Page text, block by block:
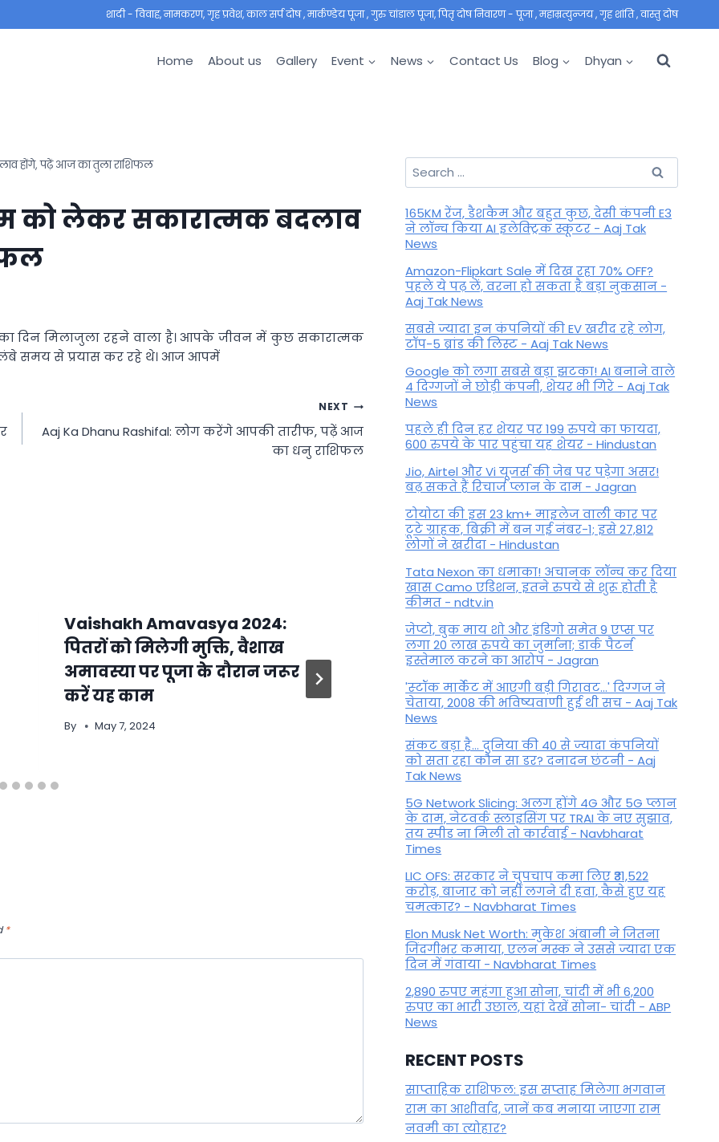
शादी - विवाह, नामकरण, गृह प्रवेश, काल सर्प दोष , मार्कण्डेय पूजा , गुरु चांडाल पूजा, पितृ दोष निवारण - पूजा , महाम्रत्युन्जय , गृह शांति , वास्तु दोष
Home About us Gallery Event News Contact Us Blog Dhyan
होंगे, पढ़ें आज का तुला राशिफल
को लेकर सकारात्मक बदलाव
दिन मिलाजुला रहने वाला है। आपके जीवन में कुछ सकारात्मक
समय से प्रयास कर रहे थे। आज आपमें
NEXT
Aaj Ka Dhanu Rashifal: लोग करेंगे आपकी तारीफ, पढ़ें आज
का धनु राशिफल
Vaishakh Amavasya 2024:
पितरों को मिलेगी मुक्ति, वैशाख
अमावस्या पर पूजा के दौरान जरूर
करें यह काम
By May 7, 2024
Aaj Ka Singh Rashifal: नए दोस्त
बनेंगे, दिन शुभ, पढ़ें आज का सिंह
राशिफल
By November 19, 2025
*
Search
for:
165KM रेंज, डैशकैम और बहुत कुछ, देसी कंपनी E3
ने लॉन्च किया AI इलेक्ट्रिक स्कूटर - Aaj Tak
News
Amazon-Flipkart Sale में दिख रहा 70% OFF?
पहले ये पढ़ लें, वरना हो सकता है बड़ा नुकसान -
Aaj Tak News
सबसे ज्यादा इन कंपनियों की EV खरीद रहे लोग,
टॉप-5 ब्रांड की लिस्ट - Aaj Tak News
Google को लगा सबसे बड़ा झटका! AI बनाने वाले
4 दिग्गजों ने छोड़ी कंपनी, शेयर भी गिरे - Aaj Tak
News
पहले ही दिन हर शेयर पर 199 रुपये का फायदा,
600 रुपये के पार पहुंचा यह शेयर - Hindustan
Jio, Airtel और Vi यूजर्स की जेब पर पड़ेगा असर!
बढ़ सकते हैं रिचार्ज प्लान के दाम - Jagran
टोयोटा की इस 23 km+ माइलेज वाली कार पर
टूटे ग्राहक, बिक्री में बन गई नंबर-1; इसे 27,812
लोगों ने खरीदा - Hindustan
Tata Nexon का धमाका! अचानक लॉन्च कर दिया
खास Camo एडिशन, इतने रुपये से शुरू होती है
कीमत - ndtv.in
जेप्टो, बुक माय शो और इंडिगो समेत 9 एप्स पर
लगा 20 लाख रुपये का जुर्माना; डार्क पैटर्न
इस्तेमाल करने का आरोप - Jagran
'स्‍टॉक मार्केट में आएगी बड़ी गिरावट...' दिग्‍गज ने
चेताया, 2008 की भविष्यवाणी हुई थी सच - Aaj Tak
News
संकट बड़ा है... दुनिया की 40 से ज्यादा कंपनियों
को सता रहा कौन सा डर? दनादन छंटनी - Aaj
Tak News
5G Network Slicing: अलग होंगे 4G और 5G प्लान
के दाम, नेटवर्क स्लाइसिंग पर TRAI के नए सुझाव,
तय स्पीड ना मिली तो कार्रवाई - Navbharat
Times
LIC OFS: सरकार ने चुपचाप कमा लिए ₹31,522
करोड़, बाजार को नहीं लगने दी हवा, कैसे हुए यह
चमत्कार? - Navbharat Times
Elon Musk Net Worth: मुकेश अंबानी ने जितना
जिंदगीभर कमाया, एलन मस्क ने उससे ज्यादा एक
दिन में गंवाया - Navbharat Times
2,890 रुपए महंगा हुआ सोना, चांदी में भी 6,200
रुपए का भारी उछाल, यहां देखें सोना- चांदी - ABP
News
RECENT POSTS
साप्ताहिक राशिफल: इस सप्ताह मिलेगा भगवान
राम का आशीर्वाद, जानें कब मनाया जाएगा राम
नवमी का त्योहार?